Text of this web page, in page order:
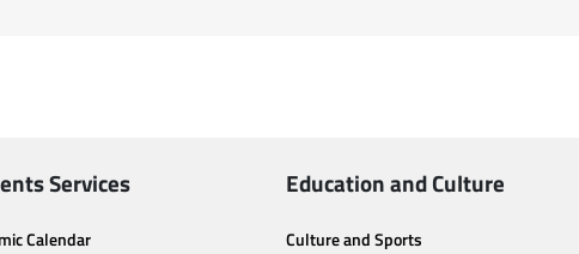
Services
Calendar
Education and Culture
Culture and Sports